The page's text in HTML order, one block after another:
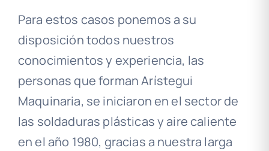
Para estos casos ponemos a su
disposición todos nuestros
conocimientos y experiencia, las
personas que forman Arístegui
Maquinaria, se iniciaron en el sector de
las soldaduras plásticas y aire caliente
en el año 1980, gracias a nuestra larga